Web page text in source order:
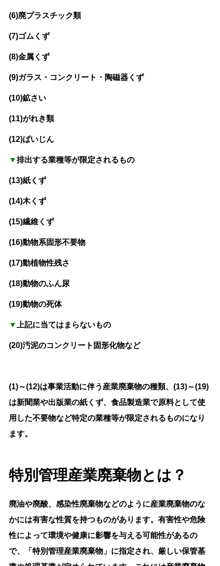
(6)廃プラスチック類
(7)ゴムくず
(8)金属くず
(9)ガラス・コンクリート・陶磁器くず
(10)鉱さい
(11)がれき類
(12)ばいじん
▼排出する業種等が限定されるもの
(13)紙くず
(14)木くず
(15)繊維くず
(16)動物系固形不要物
(17)動植物性残さ
(18)動物のふん尿
(19)動物の死体
▼ 上記に当てはまらないもの
(20)汚泥のコンクリート固形化物など
(1)～(12)は事業活動に伴う産業廃棄物の種類、(13)～(19)
は新聞業や出版業の紙くず、食品製造業で原料として使
用した不要物など特定の業種等が限定されるものになり
ます。
特別管理産業廃棄物とは？
廃油や廃酸、感染性廃棄物などのように産業廃棄物のな
かには有害な性質を持つものがあります。有害性や危険
性によって環境や健康に影響を与える可能性があるの
で、「特別管理産業廃棄物」に指定され、厳しい保管基